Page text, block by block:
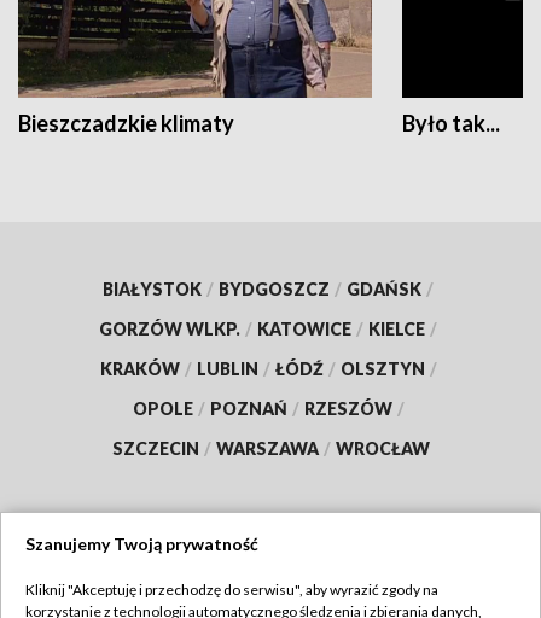
Bieszczadzkie klimaty Było tak...
BIAŁYSTOK / BYDGOSZCZ / GDAŃSK /
GORZÓW WLKP. / KATOWICE / KIELCE /
KRAKÓW / LUBLIN / ŁÓDŹ / OLSZTYN /
OPOLE / POZNAŃ / RZESZÓW /
SZCZECIN / WARSZAWA / WROCŁAW
Szanujemy Twoją prywatność
Kliknij "Akceptuję i przechodzę do serwisu", aby wyrazić zgody na
korzystanie z technologii automatycznego śledzenia i zbierania danych,